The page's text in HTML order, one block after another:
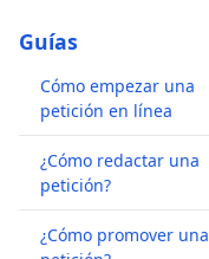
Guías
Cómo empezar una
petición en línea
¿Cómo redactar una
petición?
¿Cómo promover una